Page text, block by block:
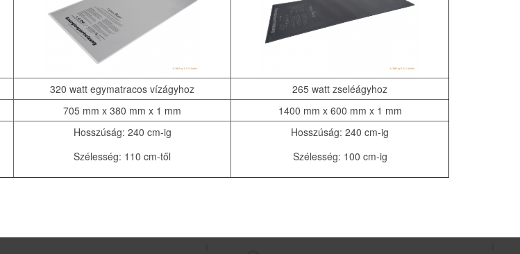
320 watt egymatracos vízágyhoz
265 watt zseléágyhoz
705 mm x 380 mm x 1 mm 1400 mm x 600 mm x 1 mm
Hosszúság: 240 cm-ig
Szélesség: 110 cm-től
Hosszúság: 240 cm-ig
Szélesség: 100 cm-ig